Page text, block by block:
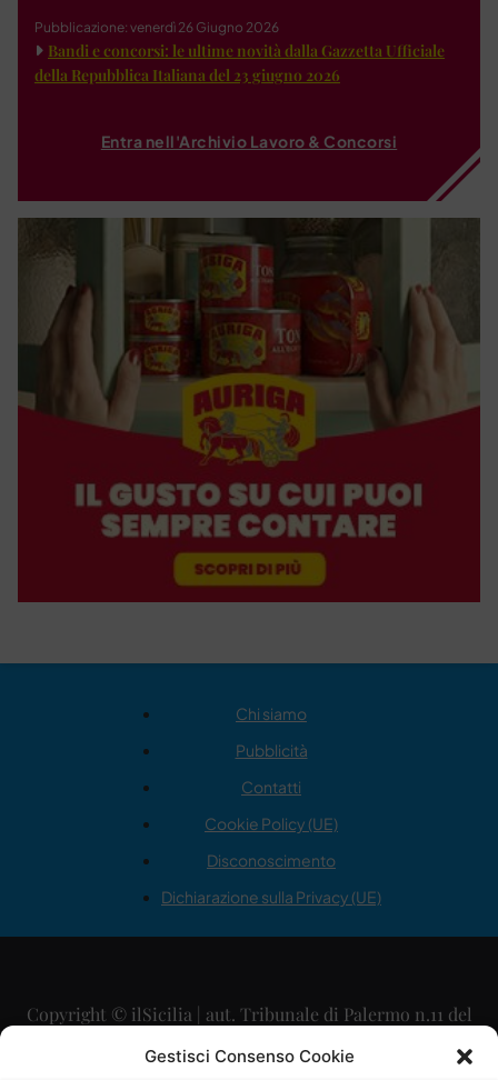
Gestisci Consenso Cookie
Pubblicazione: venerdì 26 Giugno 2026
Bandi e concorsi: le ultime novità dalla Gazzetta Ufficiale
della Repubblica Italiana del 23 giugno 2026
Entra nell'Archivio Lavoro & Concorsi
Chi siamo
Pubblicità
Contatti
Cookie Policy (UE)
Disconoscimento
Dichiarazione sulla Privacy (UE)
Copyright © ilSicilia | aut. Tribunale di Palermo n.11 del
29/09/2015